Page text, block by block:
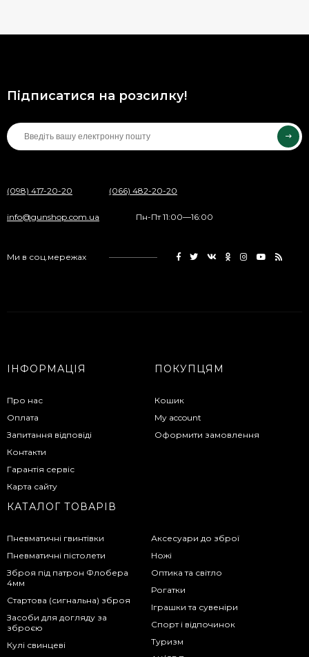
Підписатися на розсилку!
(098) 417-20-20 (066) 482-20-20
info@gunshop.com.ua Пн-Пт 11:00—16:00
Ми в соц.мережах
ІНФОРМАЦІЯ
Про нас
Оплата
Запитання відповіді
Контакти
Гарантія сервіс
Карта сайту
ПОКУПЦЯМ
Кошик
My account
Оформити замовлення
КАТАЛОГ ТОВАРІВ
Пневматичні гвинтівки
Пневматичні пістолети
Зброя під патрон Флобера
4мм
Стартова (сигнальна) зброя
Засоби для догляду за
зброєю
Кулі свинцеві
Аксесуари до зброї
Ножі
Оптика та світло
Рогатки
Іграшки та сувеніри
Спорт і відпочинок
Туризм